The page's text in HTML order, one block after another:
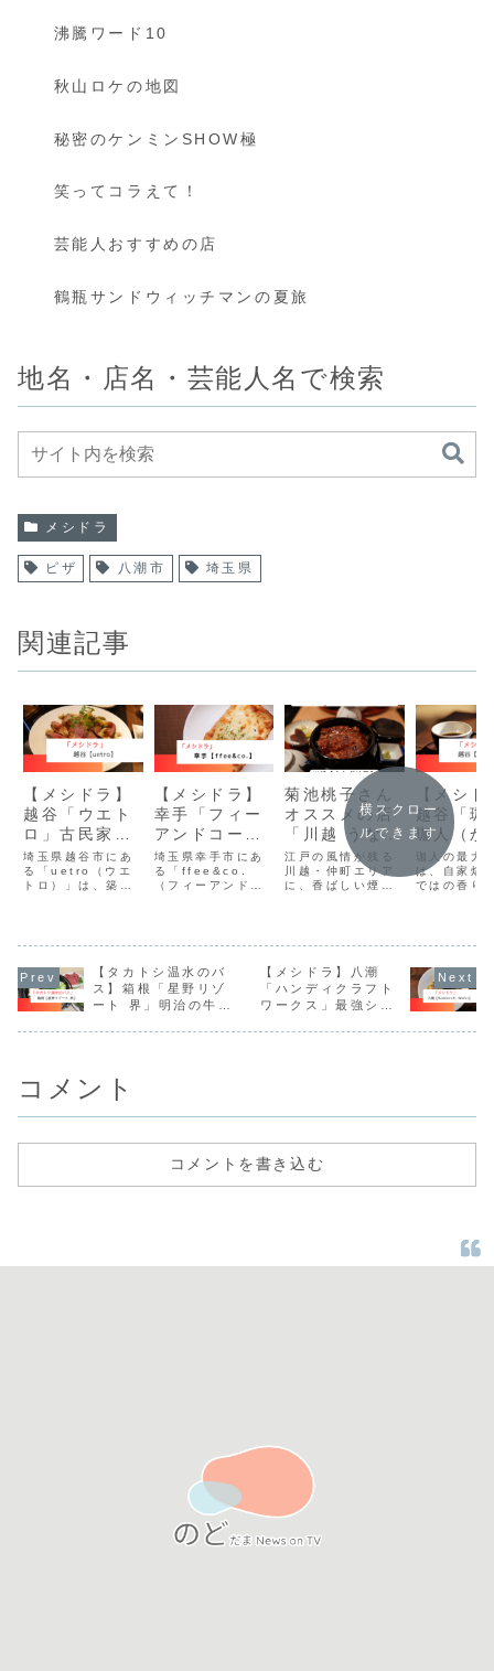
沸騰ワード10
秋山ロケの地図
秘密のケンミンSHOW極
笑ってコラえて！
芸能人おすすめの店
鶴瓶サンドウィッチマンの夏旅
地名・店名・芸能人名で検索
メシドラ
ピザ 八潮市 埼玉県
関連記事
【メシドラ】
越谷「ウエト
ロ」古民家ビ
ストロの金メ
ダル級の絶品
鹿肉
埼玉県越谷市にあ
る「uetro（ウエ
トロ）」は、築
【メシドラ】
幸手「フィー
アンドコー」
手を抜かない
クロックムッ
シュ
埼玉県幸手市にあ
る「ffee&co.
（フィーアンドコ
クムッシュは朝の
時間帯のモーニン
グとして人気（10
時〜12時）の軽食
菊池桃子さん
オススメの店
「川越 うなぎ
林屋」の上質
な極厚ひつま
ぶし
江戸の風情が残る
川越・仲町エリア
に、香ばしい煙と
れるこの店は、蔵
造りの街並みにぴ
ったりな趣ある佇
まいが魅力です。
【メシ
越谷「珈
珈人（か
ん）」地
愛される
喫茶店
珈人の最大
は、自家焙
ではの香り
横スクロー
ルできます
【タカトシ温水のバ
ス】箱根「星野リゾ
ート 界」明治の牛鍋
【メシドラ】八潮
「ハンディクラフト
ワークス」最強シュ
コメント
コメントを書き込む